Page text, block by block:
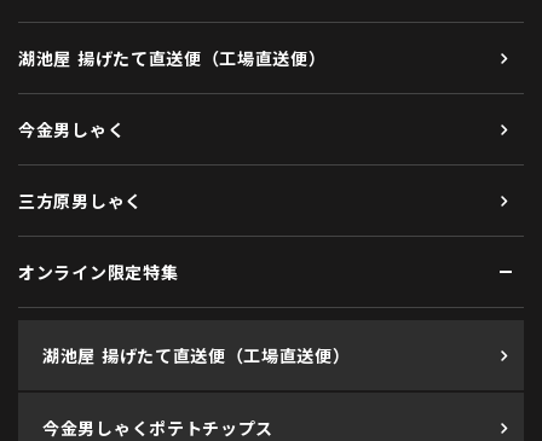
湖池屋 揚げたて直送便（工場直送便）
今金男しゃく
三方原男しゃく
オンライン限定特集
湖池屋 揚げたて直送便（工場直送便）
今金男しゃくポテトチップス